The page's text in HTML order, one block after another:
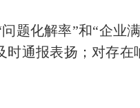
题化解率”和“企业
通报表扬；对存